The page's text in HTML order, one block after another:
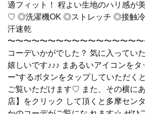
適フィット！ 程よい生地のハリ感が
♡ ◎洗濯機OK ◎ストレッチ ◎接触
汗速乾
〜〜〜〜〜〜〜〜〜〜〜〜〜〜〜〜
コーデいかがでした？ 気に入ってい
嬉しいです♪♪♪ まあるいアイコンをタ
ー“するボタンをタップしていただく
ご覧いただけます♡ また、その横に
店】をクリック して頂くと多摩セン